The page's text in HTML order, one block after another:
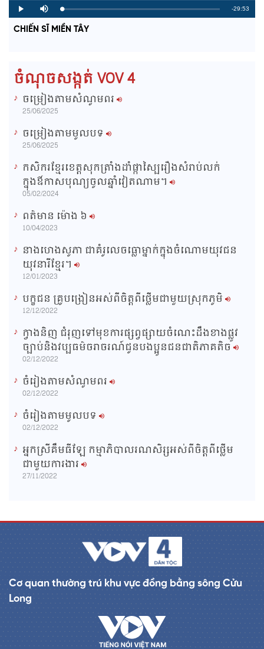
P
l
y
M
u
e
L
o
a
d
P
r
o
g
R
-29:53
CHIẾN SĨ MIỀN TÂY
ចំណុចសង្កត់ VOV 4
ចម្រៀងតាមសំណូមពរ
25/06/2025
ចម្រៀងតាមមូលបទ
25/06/2025
កសិករខ្មែរខេត្តសុកត្រាំងដាំផ្កាស្បៃរឿងសំរាប់លក់
ក្នុងឳកាសបុណ្យចូលឆ្នាំវៀតណាម។
05/02/2024
ពត៌មាន ម៉ោង​ ៦
10/04/2023
នាងហេងសូភា ជាគំរូលេចធ្លោម្នាក់ក្នុងចំណោមយុវជន
យុវនារីខ្មែរ។
12/01/2023
បក្ខជន គ្រូបង្រៀនអស់ពីចិត្តពីថ្លើមជាមួយស្រុកភូមិ
12/12/2022
ក្វាងនិញ ជំរុញទៅមុខការផ្សព្វផ្សាយចំណេះដឹងខាងផ្លូវ
ច្បាប់និងវប្បធម៌ចរាចរណ៍ជូនបងប្អូនជនជាតិភាគតិច
02/12/2022
ចំរៀងតាមសំណូមពរ
02/12/2022
ចំរៀងតាមមូលបទ
02/12/2022
អ្នកស្រីគឹមធីឡែ កម្មាភិបាលរណសិរ្សអស់ពីចិត្តពីថ្លើម
ជាមួយការងារ
27/11/2022
Cơ quan thường trú khu vực đồng bằng sông Cửu
Long